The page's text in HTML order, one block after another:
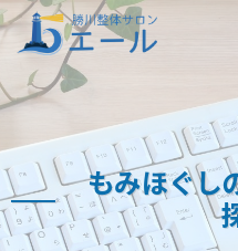
もみほぐし